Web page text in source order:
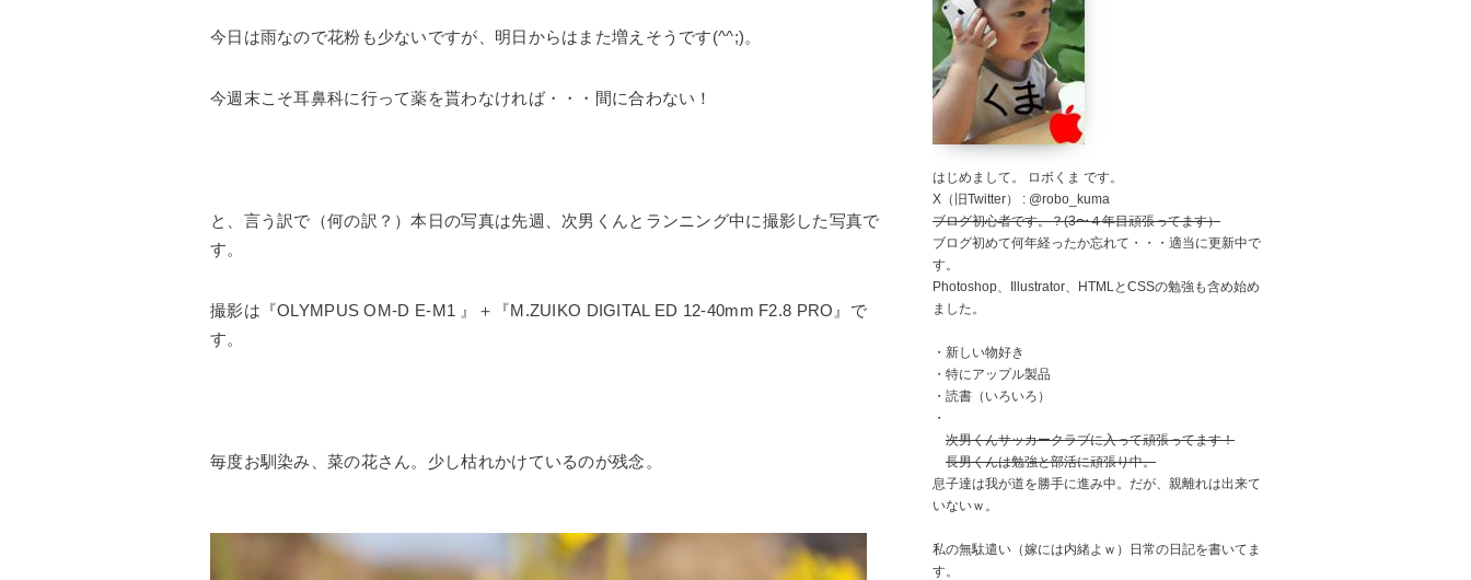
今日は雨なので花粉も少ないですが、明日からはまた増えそうです(^^;)。
今週末こそ耳鼻科に行って薬を貰わなければ・・・間に合わない！
と、言う訳で（何の訳？）本日の写真は先週、次男くんとランニング中に撮影した写真で
す。
撮影は『OLYMPUS OM-D E-M1 』＋『M.ZUIKO DIGITAL ED 12-40mm F2.8 PRO』で
す。
毎度お馴染み、菜の花さん。少し枯れかけているのが残念。
はじめまして。 ロボくま です。
X（旧Twitter） : @robo_kuma
ブログ初心者です。？(3〜４年目頑張ってます）
ブログ初めて何年経ったか忘れて・・・適当に更新中で
す。
Photoshop、Illustrator、HTMLとCSSの勉強も含め始め
ました。
・新しい物好き
・特にアップル製品
・読書（いろいろ）
・
次男くんサッカークラブに入って頑張ってます！
長男くんは勉強と部活に頑張り中。
息子達は我が道を勝手に進み中。だが、親離れは出来て
いないｗ。
私の無駄遣い（嫁には内緒よｗ）日常の日記を書いてま
す。